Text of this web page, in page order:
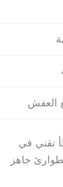
العفش
تقني في
جاهز